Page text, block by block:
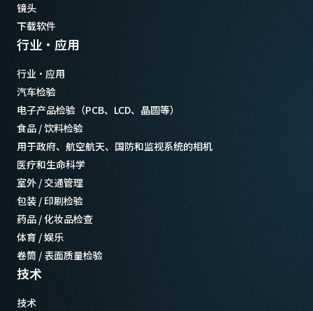
镜头
下载软件
行业·应用
行业·应用
汽车检验
电子产品检验（PCB、LCD、晶圆等）
食品 / 饮料检验
用于政府、航空航天、国防和监视系统的相机
医疗和生命科学
室外 / 交通管理
包装 / 印刷检验
药品 / 化妆品检查
体育 / 娱乐
卷筒 / 表面质量检验
技术
技术